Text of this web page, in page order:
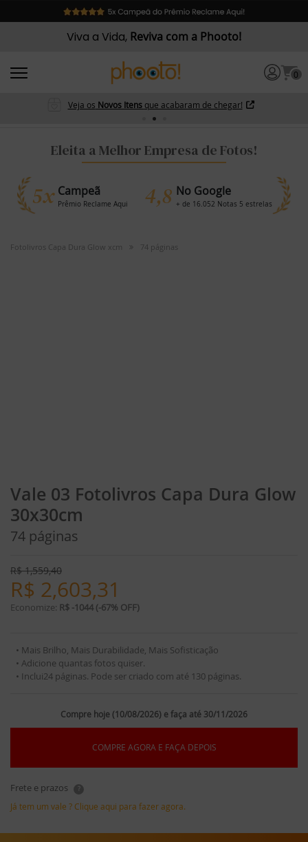
Viva a Vida, Reviva com a Phooto!
0
Veja os Novos Itens que acabaram de chegar!
Eleita a Melhor Empresa de Fotos!
5x Campeã
Prêmio Reclame Aqui 4,8 No Google
+ de 16.052 Notas 5 estrelas
Fotolivros Capa Dura Glow xcm 74 páginas
Vale 03 Fotolivros Capa Dura Glow
30x30cm
74 páginas
R$1,559,40
R$ 2,603,31
Economize: R$ -1044 (-67% OFF)
• Mais Brilho, Mais Durabilidade, Mais Sofisticação
• Adicione quantas fotos quiser.
• Inclui24 páginas. Pode ser criado com até 130 páginas.
Compre hoje (10/08/2026) e faça até 30/11/2026
COMPRE AGORA E FAÇA DEPOIS
Frete e prazos ?
Já tem um vale ? Clique aqui para fazer agora.